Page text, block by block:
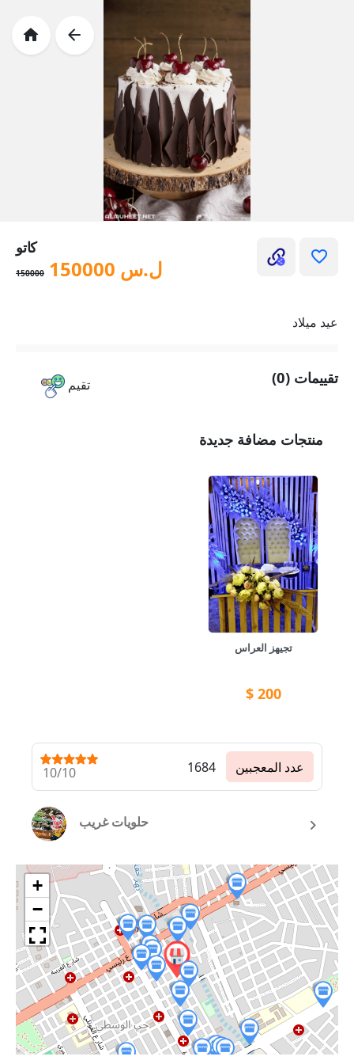
كاتو
ل.س 150000
150000
عيد ميلاد
تقيم تقييمات (0)
منتجات مضافة جديدة
تجيهز العراس
200
$
10/10 1684 عدد المعجبين
حلويات غريب
+
−